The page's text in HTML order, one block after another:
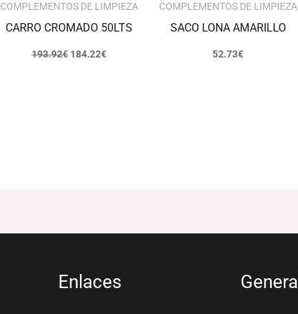
COMPLEMENTOS DE LIMPIEZA
CARRO CROMADO 50LTS
193.92€ 184.22€
COMPLEMENTOS DE LIMPIEZA
SACO LONA AMARILLO
52.73€
Enlaces General